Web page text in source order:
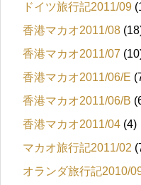
ドイツ旅行記2011/09
香港マカオ2011/08
香港マカオ2011/07
香港マカオ2011/06/E
香港マカオ2011/06/B
香港マカオ2011/04 (4)
マカオ旅行記2011/02
オランダ旅行記2010/